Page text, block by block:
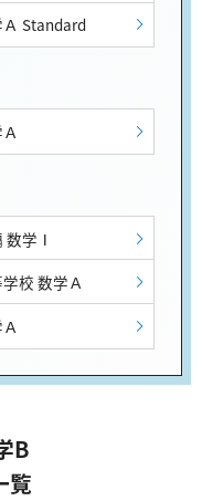
Standard
数学Ⅰ
校 数学Ａ
B
覧